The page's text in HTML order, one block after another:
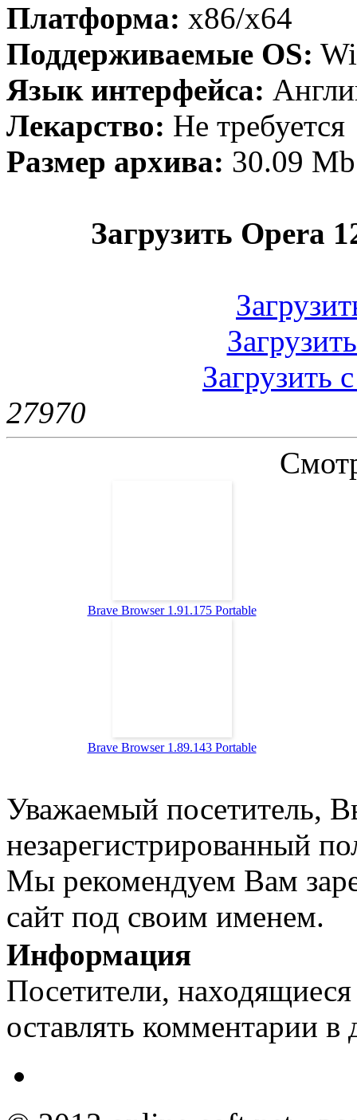
Платформа: x86/x64
Поддерживаемые OS:
Язык интерфейса:
Лекарство: Не требуется
Размер архива: 30.09 Mb
Загрузить Opera
Загрузить
27970
Brave Browser 1.91.175 Portable
Brave Browser 1.89.143 Portable
Уважаемый посетитель,
незарегистрированный
Мы рекомендуем Вам
сайт под своим именем.
Информация
Посетители,
оставлять комментарии в